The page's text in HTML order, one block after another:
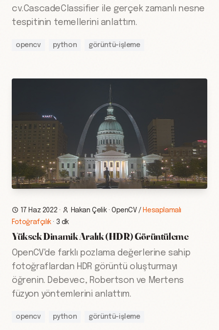
cv.CascadeClassifier ile gerçek zamanlı nesne
tespitinin temellerini anlattım.
opencv python görüntü-işleme
17 Haz 2022 · Hakan Çelik·OpenCV / Hesaplamalı
Fotoğrafçılık · 3 dk
Yüksek Dinamik Aralık (HDR) Görüntüleme
OpenCV'de farklı pozlama değerlerine sahip
fotoğraflardan HDR görüntü oluşturmayı
öğrenin. Debevec, Robertson ve Mertens
füzyon yöntemlerini anlattım.
opencv python görüntü-işleme